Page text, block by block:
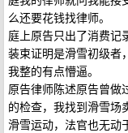
么还要花钱找律师。
庭上原告只出了消费记
装束证明是滑雪初级者
我整的有点懵逼。
原告律师陈述原告曾做
的检查，我找到滑雪场
滑雪运动，法官也无动